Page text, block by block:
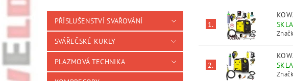
PŘÍSLUŠENSTVÍ SVAŘOVÁNÍ
SVÁŘEČSKÉ KUKLY
PLAZMOVÁ TECHNIKA
1.
2.